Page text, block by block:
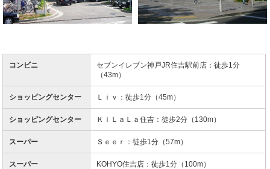
コンビニ
セブンイレブン神戸JR住吉駅前店：徒歩1分
（43m）
ショッピングセンター Ｌｉｖ：徒歩1分（45m）
ショッピングセンター ＫｉＬａＬａ住吉：徒歩2分（130m）
スーパー Ｓｅｅｒ：徒歩1分（57m）
スーパー KOHYO住吉店：徒歩1分（100m）